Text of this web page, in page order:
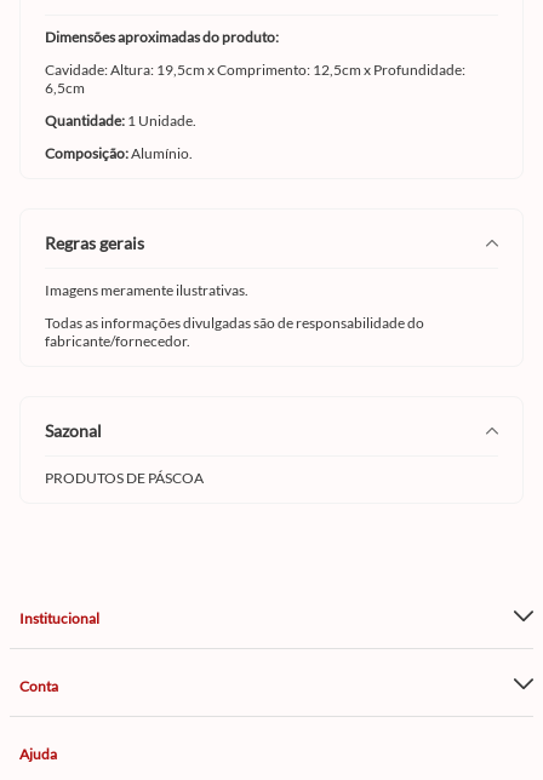
Dimensões aproximadas do produto:
Cavidade: Altura: 19,5cm x Comprimento: 12,5cm x Profundidade:
6,5cm
Quantidade: 1 Unidade.
Composição:Alumínio.
regras gerais
Imagens meramente ilustrativas.
Todas as informações divulgadas são de responsabilidade do
fabricante/fornecedor.
sazonal
PRODUTOS DE PÁSCOA
Institucional
Conta
Ajuda